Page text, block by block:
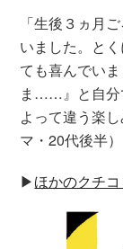
「生後３ヵ月
いました。と
ても喜んでい
ま……』と自分
よって違う楽
マ・20代後半）
▶︎ほかのクチ